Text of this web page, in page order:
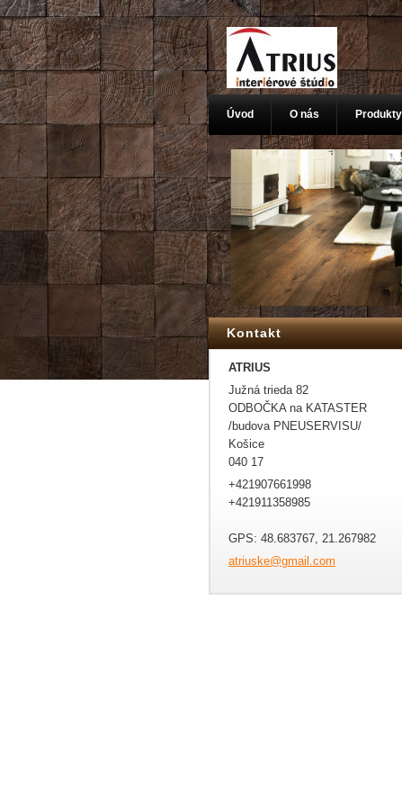
Kontakt
ATRIUS
Južná trieda 82
ODBOČKA na KATASTER
/budova PNEUSERVISU/
Košice
040 17
+421907661998
+421911358985
GPS: 48.683767, 21.267982
atriuske@gmail.com
Úvod O nás Produkty